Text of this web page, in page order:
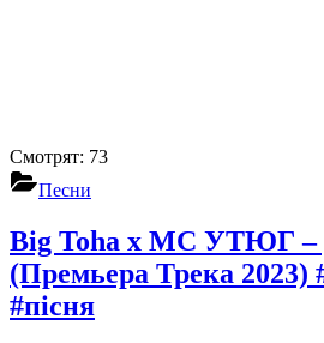
Смотрят: 73
Песни
Big Toha x MC УТЮГ
(Премьера Трека 2023)
#пісня